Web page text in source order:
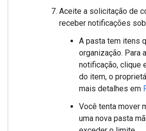
Aceite a solicitação de
receber notificações
A pasta tem itens
organização. Para
notificação, clique
do item, o
mais detalhes em
Você tenta mover
uma nova pasta